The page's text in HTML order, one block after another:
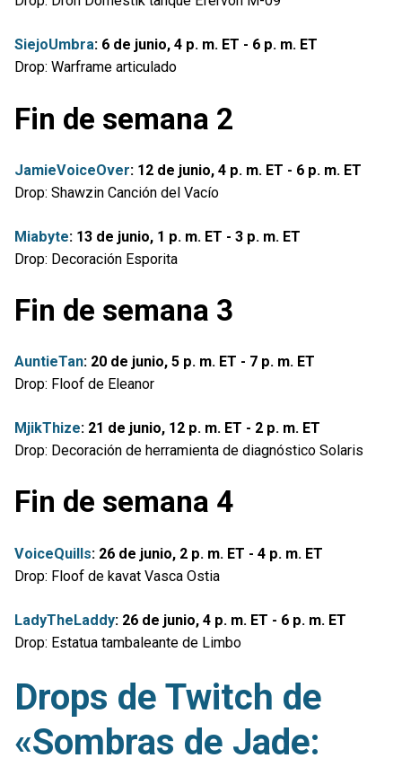
SiejoUmbra: 6 de junio, 4 p. m. ET - 6 p. m. ET
Drop: Warframe articulado
Fin de semana 2
JamieVoiceOver: 12 de junio, 4 p. m. ET - 6 p. m. ET
Drop: Shawzin Canción del Vacío
Miabyte: 13 de junio, 1 p. m. ET - 3 p. m. ET
Drop: Decoración Esporita
Fin de semana 3
AuntieTan: 20 de junio, 5 p. m. ET - 7 p. m. ET
Drop: Floof de Eleanor
MjikThize: 21 de junio, 12 p. m. ET - 2 p. m. ET
Drop: Decoración de herramienta de diagnóstico Solaris
Fin de semana 4
VoiceQuills: 26 de junio, 2 p. m. ET - 4 p. m. ET
Drop: Floof de kavat Vasca Ostia
LadyTheLaddy: 26 de junio, 4 p. m. ET - 6 p. m. ET
Drop: Estatua tambaleante de Limbo
Drops de Twitch de
«Sombras de Jade: